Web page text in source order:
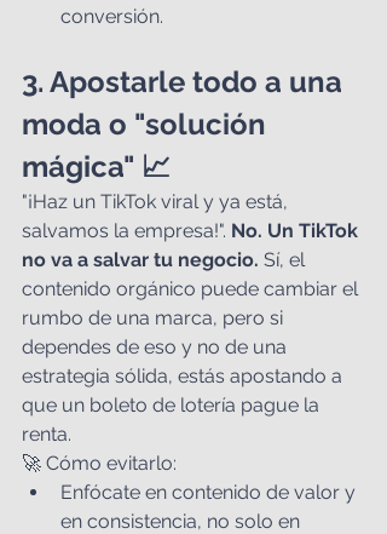
conversión.
3. Apostarle todo a una
moda o "solución
mágica" 📈
"¡Haz un TikTok viral y ya está,
salvamos la empresa!". No. Un TikTok
no va a salvar tu negocio. Sí, el
contenido orgánico puede cambiar el
rumbo de una marca, pero si
dependes de eso y no de una
estrategia sólida, estás apostando a
que un boleto de lotería pague la
renta.
🚀 Cómo evitarlo:
Enfócate en contenido de valor y
en consistencia, no solo en